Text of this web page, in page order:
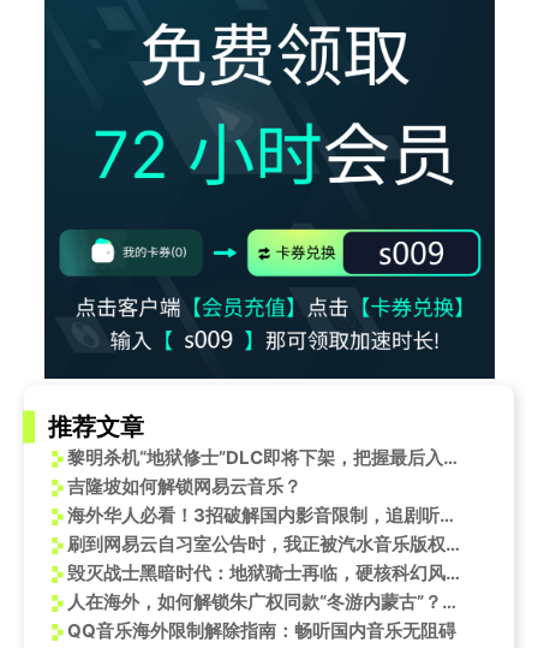
推荐文章
黎明杀机“地狱修士”DLC即将下架，把握最后入手机会！
吉隆坡如何解锁网易云音乐？
海外华人必看！3招破解国内影音限制，追剧听歌不再卡顿
刷到网易云自习室公告时，我正被汽水音乐版权限制逼疯——海外党的音乐焦虑，谁懂啊？
毁灭战士黑暗时代：地狱骑士再临，硬核科幻风席卷而来
人在海外，如何解锁朱广权同款“冬游内蒙古”？这份攻略请收好！
QQ音乐海外限制解除指南：畅听国内音乐无阻碍